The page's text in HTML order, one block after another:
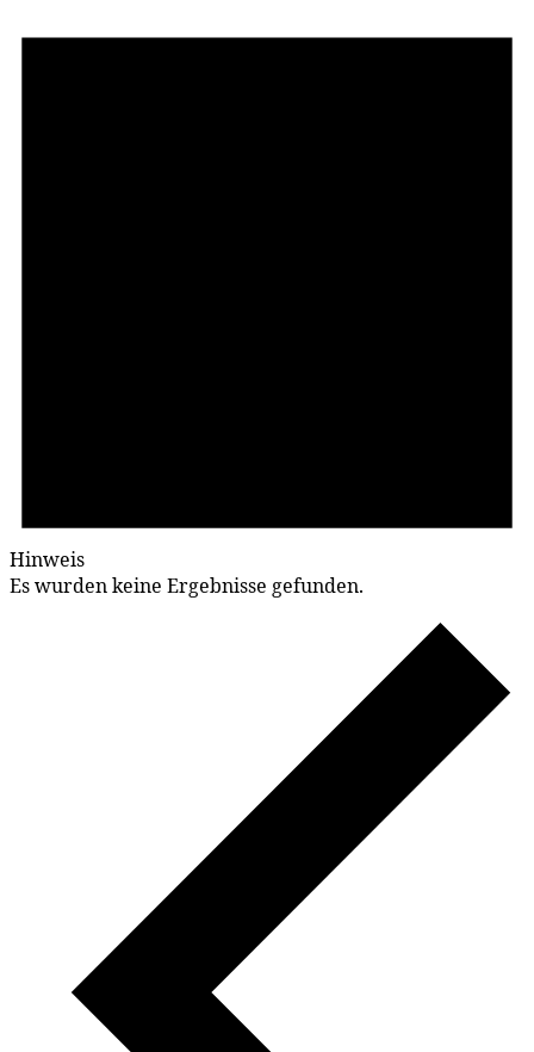
Hinweis
Es wurden keine Ergebnisse gefunden.